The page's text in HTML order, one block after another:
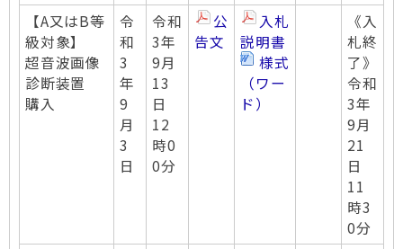
【A又はB等
級対象】
超音波画像
診断装置
購入
令
和
3
年
9
月
3
日
令和
3年
9月
13
日
12
時0
0分
公
告文
入札
説明書
様式
（ワー
ド）
《入
札終
了》
令和
3年
9月
21
日
11
時3
0分